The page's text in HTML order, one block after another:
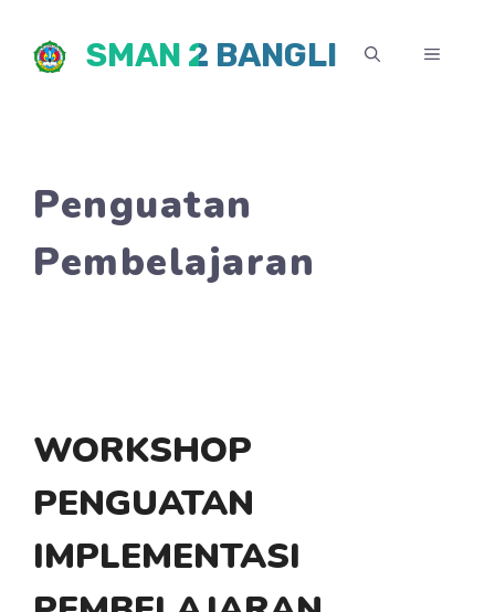
SMAN 2 BANGLI MENU
Penguatan
Pembelajaran
WORKSHOP
PENGUATAN
IMPLEMENTASI